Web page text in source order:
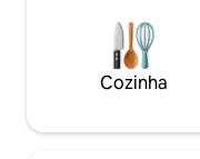
louça, máquina de
bilhar de 2,13 m.
banheiro privativo,
principal king size
Cozinha